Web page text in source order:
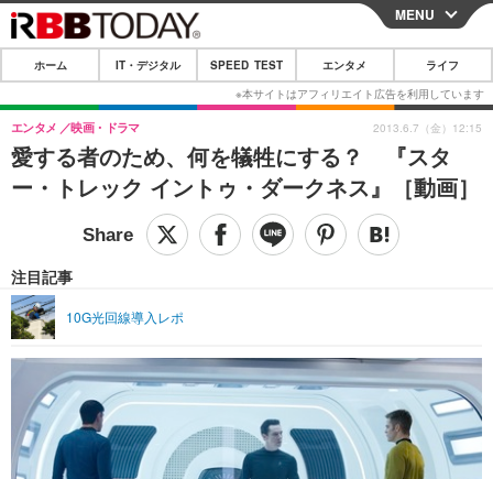
CLOSE
ホーム
IT・デジタル
IT・デジタルTOP スマートフォン
ガジェット・ツール
ショッピング その他
SPEED TEST
エンタメTOP 映画・ドラマ
グラビア ブログ
ショッピング その他
ライフTOP
その他
リリース一覧
プッシュ通知の停止方法
MENU
ホーム IT・デジタル SPEED TEST エンタメ ライフ
愛する者のため、何を犠牲にする？ 『スタ
ー・トレック イントゥ・ダークネス』［動画］
エンタメ 映画・ドラマ
注目記事
10G光回線導入レポ
2013.6.7（金）12:15